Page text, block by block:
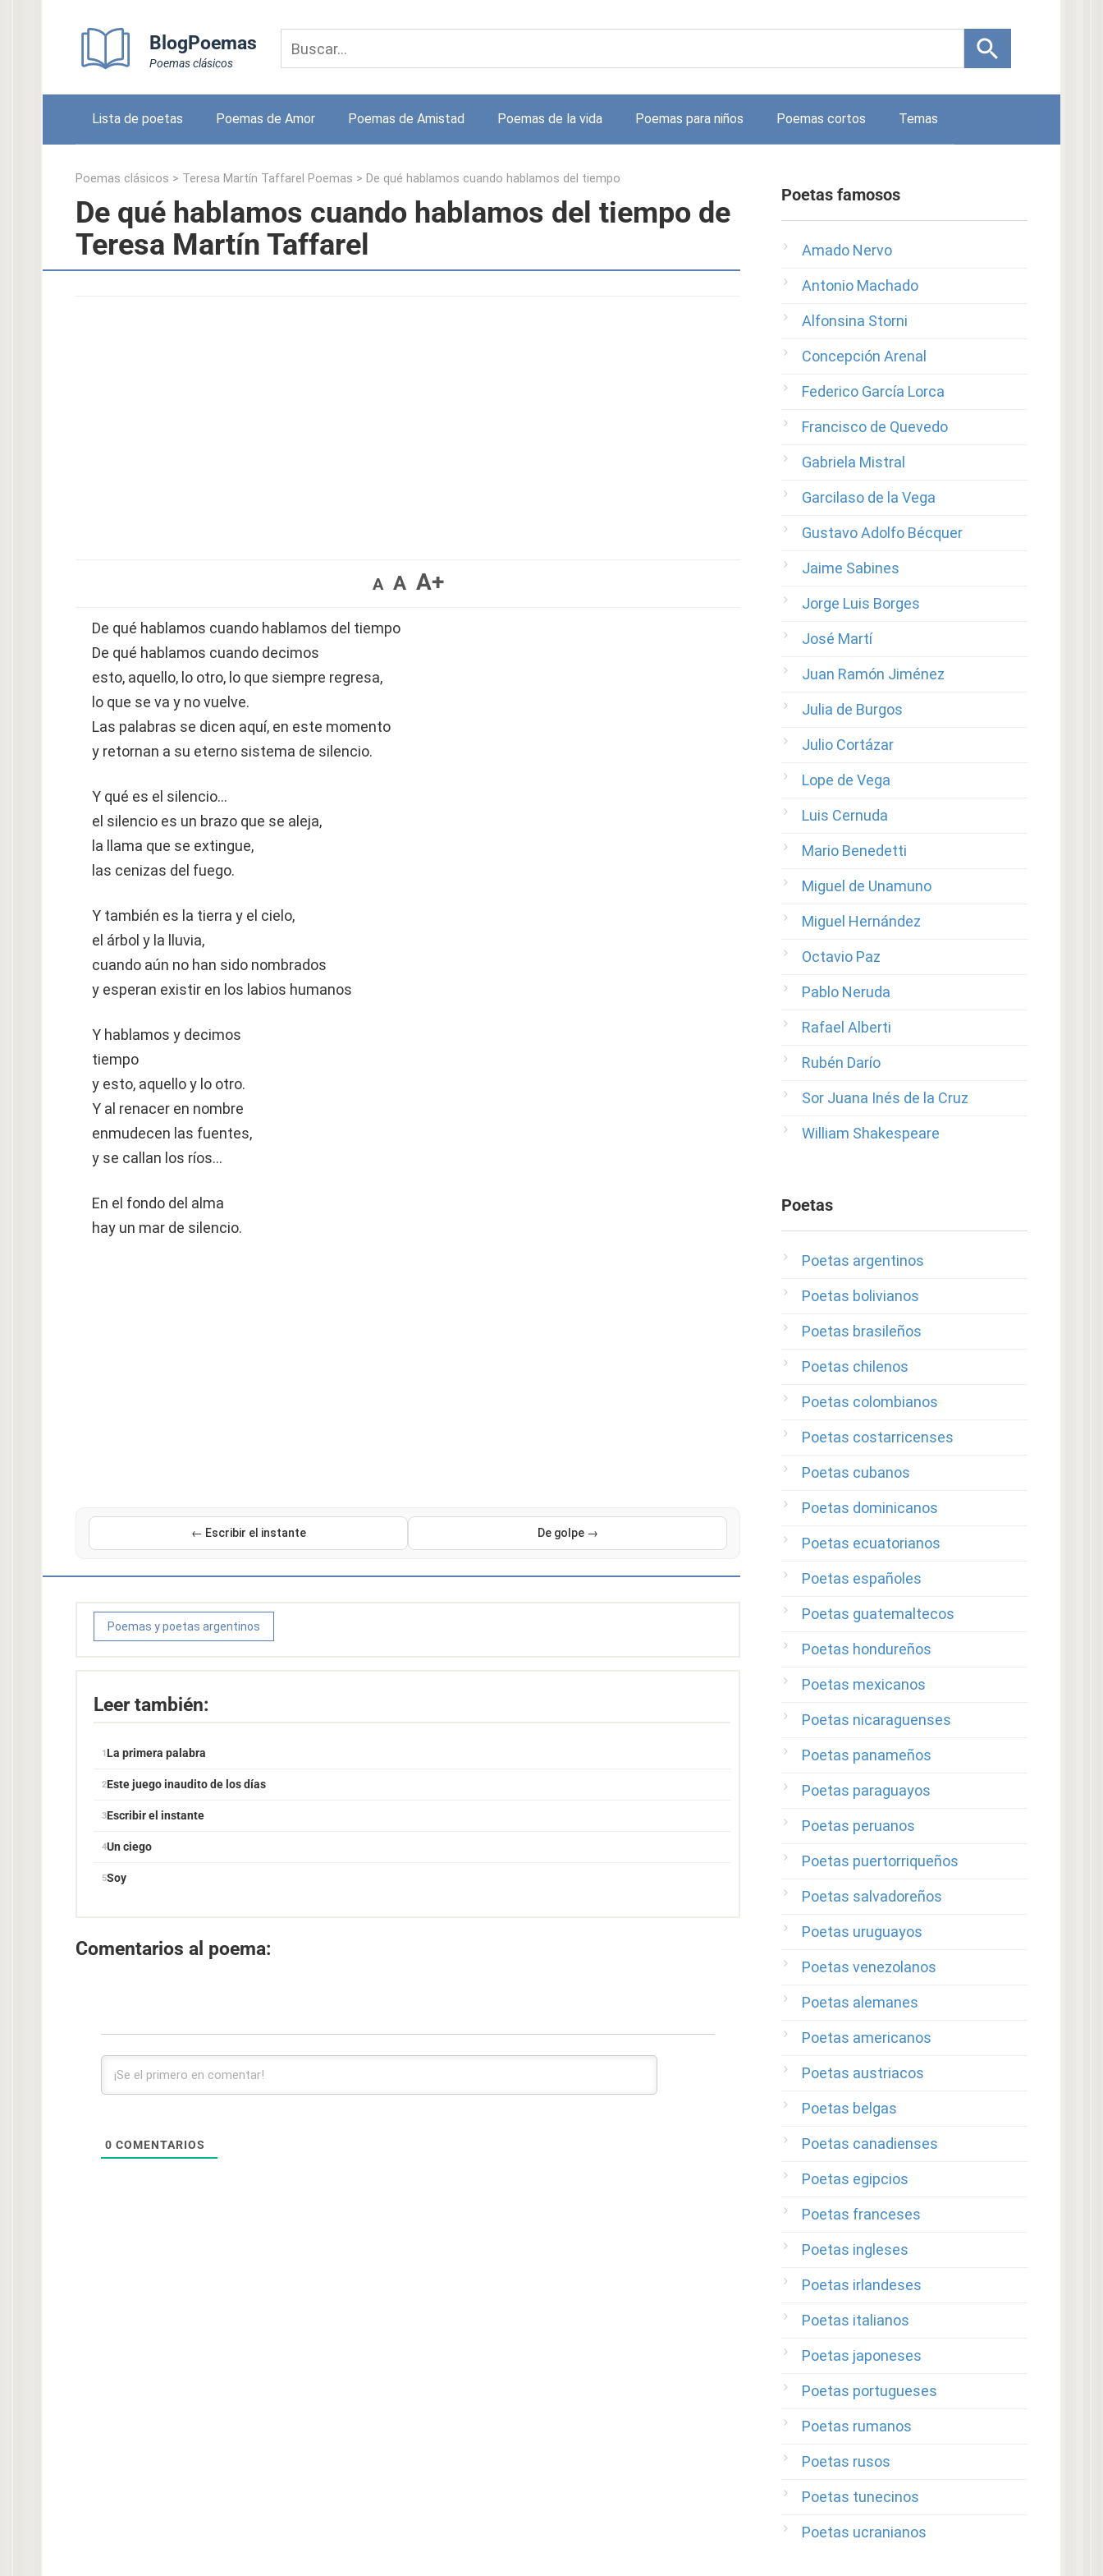
BlogPoemas
Poemas clásicos
Lista de poetas Poemas de Amor Poemas de Amistad Poemas de la vida Poemas para niños Poemas cortos Temas
Poemas clásicos > Teresa Martín Taffarel Poemas > De qué hablamos cuando hablamos del tiempo
De qué hablamos cuando hablamos del tiempo de
Teresa Martín Taffarel
A A A+
De qué hablamos cuando hablamos del tiempo
De qué hablamos cuando decimos
esto, aquello, lo otro, lo que siempre regresa,
lo que se va y no vuelve.
Las palabras se dicen aquí, en este momento
y retornan a su eterno sistema de silencio.
Y qué es el silencio…
el silencio es un brazo que se aleja,
la llama que se extingue,
las cenizas del fuego.
Y también es la tierra y el cielo,
el árbol y la lluvia,
cuando aún no han sido nombrados
y esperan existir en los labios humanos
Y hablamos y decimos
tiempo
y esto, aquello y lo otro.
Y al renacer en nombre
enmudecen las fuentes,
y se callan los ríos…
En el fondo del alma
hay un mar de silencio.
← Escribir el instante De golpe →
Poemas y poetas argentinos
Leer también:
La primera palabra
Este juego inaudito de los días
Escribir el instante
Un ciego
Soy
Comentarios al poema:
0 COMENTARIOS
Poetas famosos
Amado Nervo
Antonio Machado
Alfonsina Storni
Concepción Arenal
Federico García Lorca
Francisco de Quevedo
Gabriela Mistral
Garcilaso de la Vega
Gustavo Adolfo Bécquer
Jaime Sabines
Jorge Luis Borges
José Martí
Juan Ramón Jiménez
Julia de Burgos
Julio Cortázar
Lope de Vega
Luis Cernuda
Mario Benedetti
Miguel de Unamuno
Miguel Hernández
Octavio Paz
Pablo Neruda
Rafael Alberti
Rubén Darío
Sor Juana Inés de la Cruz
William Shakespeare
Poetas
Poetas argentinos
Poetas bolivianos
Poetas brasileños
Poetas chilenos
Poetas colombianos
Poetas costarricenses
Poetas cubanos
Poetas dominicanos
Poetas ecuatorianos
Poetas españoles
Poetas guatemaltecos
Poetas hondureños
Poetas mexicanos
Poetas nicaraguenses
Poetas panameños
Poetas paraguayos
Poetas peruanos
Poetas puertorriqueños
Poetas salvadoreños
Poetas uruguayos
Poetas venezolanos
Poetas alemanes
Poetas americanos
Poetas austriacos
Poetas belgas
Poetas canadienses
Poetas egipcios
Poetas franceses
Poetas ingleses
Poetas irlandeses
Poetas italianos
Poetas japoneses
Poetas portugueses
Poetas rumanos
Poetas rusos
Poetas tunecinos
Poetas ucranianos